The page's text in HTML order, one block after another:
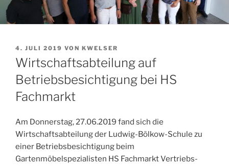
VERÖFFENTLICHT
AM
4. JULI 2019 VON KWELSER
Wirtschaftsabteilung auf
Betriebsbesichtigung bei HS
Fachmarkt
Am Donnerstag, 27.06.2019 fand sich die
Wirtschaftsabteilung der Ludwig-Bölkow-Schule zu
einer Betriebsbesichtigung beim
Gartenmöbelspezialisten HS Fachmarkt Vertriebs-